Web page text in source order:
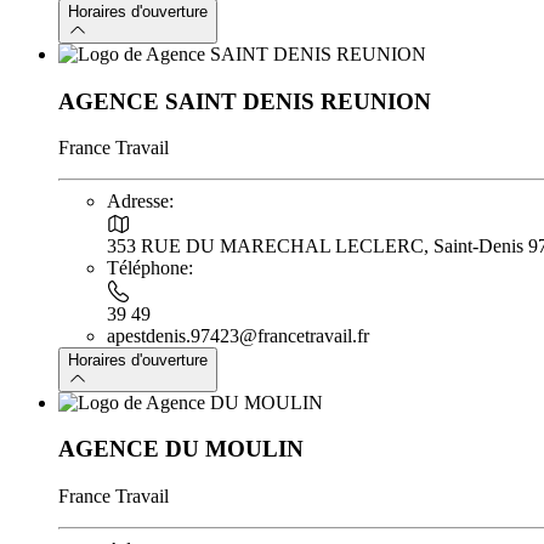
Horaires d'ouverture
AGENCE SAINT DENIS REUNION
France Travail
Adresse:
353 RUE DU MARECHAL LECLERC, Saint-Denis
Téléphone:
39 49
apestdenis.97423@francetravail.fr
Horaires d'ouverture
AGENCE DU MOULIN
France Travail